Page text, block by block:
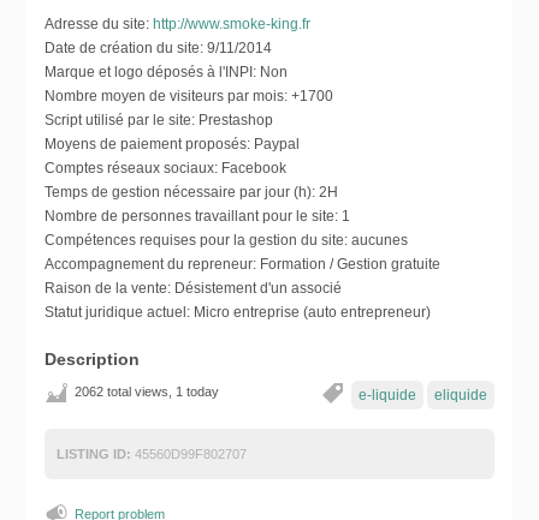
Adresse du site: http://www.smoke-king.fr
Date de création du site: 9/11/2014
Marque et logo déposés à l'INPI: Non
Nombre moyen de visiteurs par mois: +1700
Script utilisé par le site: Prestashop
Moyens de paiement proposés: Paypal
Comptes réseaux sociaux: Facebook
Temps de gestion nécessaire par jour (h): 2H
Nombre de personnes travaillant pour le site: 1
Compétences requises pour la gestion du site: aucunes
Accompagnement du repreneur: Formation / Gestion gratuite
Raison de la vente: Désistement d'un associé
Statut juridique actuel: Micro entreprise (auto entrepreneur)
Description
e-liquide eliquide
2062 total views, 1 today
LISTING ID: 45560D99F802707
Report problem